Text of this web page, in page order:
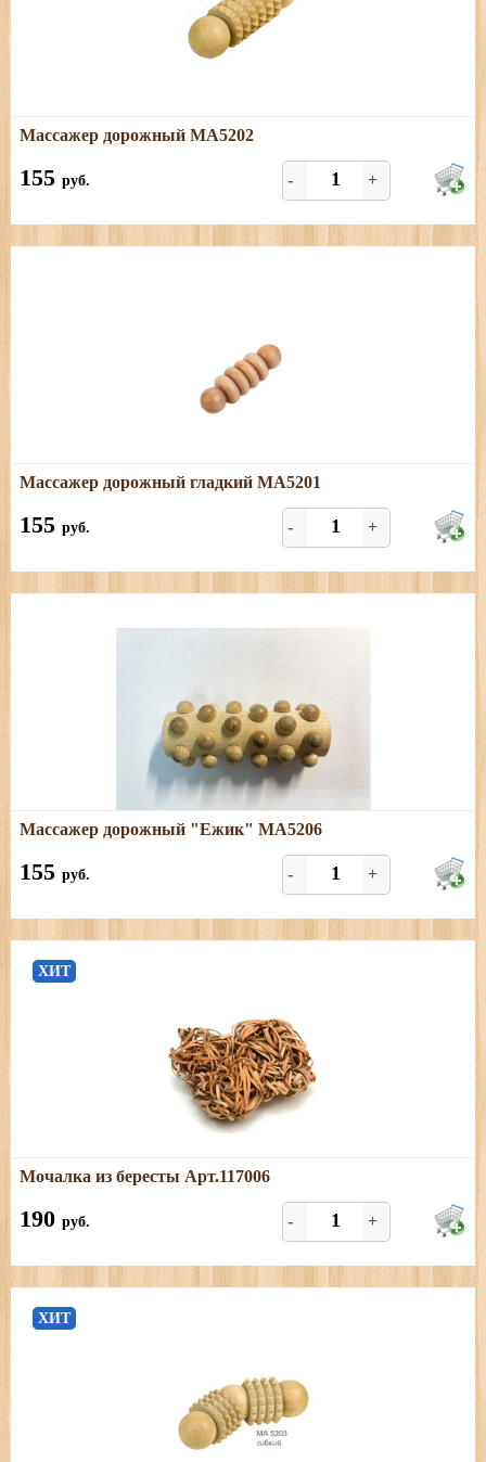
Подробнее
Березовый массажер для кистей
Массажер дорожный МА5202
155 руб. - +
Подробнее
Размеры: длина - 9,5 см
Массажер дорожный гладкий МА5201
155 руб. - +
Подробнее
Массажер дорожный "Ежик" МА5206
155 руб. - +
ХИТ
Подробнее
Мочалка из природного материала - березовой коры
Мочалка из бересты Арт.117006
190 руб. - +
ХИТ